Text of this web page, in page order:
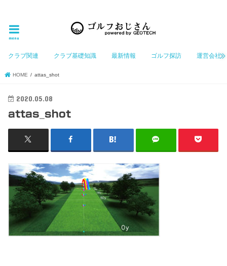
menu
クラブ関連 クラブ基礎知識 最新情報 ゴルフ探訪 運営会社
HOME attas_shot
2020.05.08
attas_shot